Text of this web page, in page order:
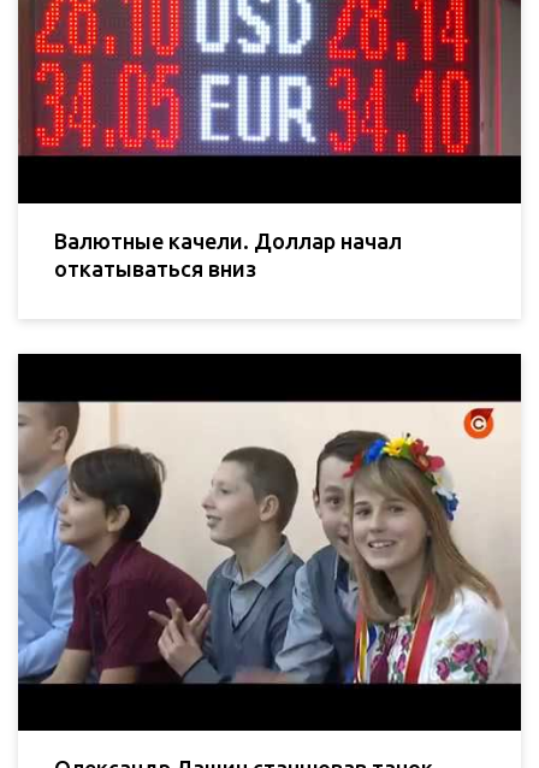
Валютные качели. Доллар начал
откатываться вниз